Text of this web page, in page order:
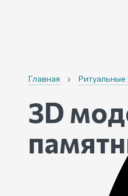
Главная › Ритуальные
3D